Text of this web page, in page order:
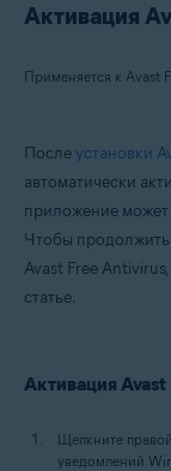
Активация
Применяется к Avast
Продукты:
Операционные
Microsoft
Microsoft
64-разрядная
Послеустановки
автоматически
приложение может
Чтобы
Avast Free
статье.
Активация
Щелкните
уведомлений